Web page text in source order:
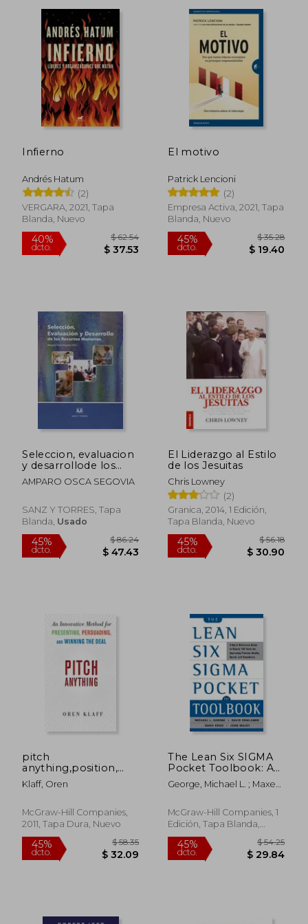
45%
dcto. $ 42.58
40%
dcto.
45%
dcto.
Infierno
Andrés Hatum
(2)
VERGARA, 2021, Tapa
Blanda, Nuevo
El motivo
Patrick Lencioni
(2)
Empresa Activa, 2021, Tapa
Blanda, Nuevo
45%
dcto.
Seleccion, evaluacion
y desarrollode los
recursos humanos
AMPARO OSCA SEGOVIA
SANZ Y TORRES, Tapa
Blanda, Usado
El Liderazgo al Estilo
de los Jesuitas
Chris Lowney
(2)
Granica, 2014, 1 Edición,
Tapa Blanda, Nuevo
pitch
anything,position,
present, and
promote your ideas
(en Inglés)
Klaff, Oren
McGraw-Hill Companies,
2011, Tapa Dura, Nuevo
The Lean Six SIGMA
Pocket Toolbook: A
Quick Reference
Guide to Nearly 100
Quality and Speed (en
Inglés)
George, Michael L. ; Maxey,
McGraw-Hill Companies, 1
Edición, Tapa Blanda,
Nuevo